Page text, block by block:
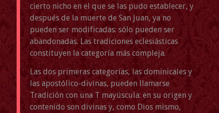
cierto nicho en el que se las pudo establecer, y
después de la muerte de San Juan, ya no
pueden ser modificadas: sólo pueden ser
abandonadas. Las tradiciones eclesiásticas
constituyen la categoría más compleja.
Las dos primeras categorías, las dominicales y
las apostólico-divinas, pueden llamarse
Tradición con una T mayúscula: en su origen y
contenido son divinas y, como Dios mismo,